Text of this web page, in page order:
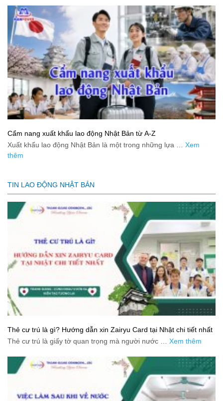
Cẩm nang xuất khẩu lao động Nhật Bản từ A-Z
Xuất khẩu lao động Nhật Bản là một trong những lựa … Xem
thêm
TIN LAO ĐỘNG NHẬT BẢN
Thẻ cư trú là gì? Hướng dẫn xin Zairyu Card tại Nhật chi tiết nhất
Thẻ cư trú là giấy tờ quan trọng mà người nước … Xem thêm